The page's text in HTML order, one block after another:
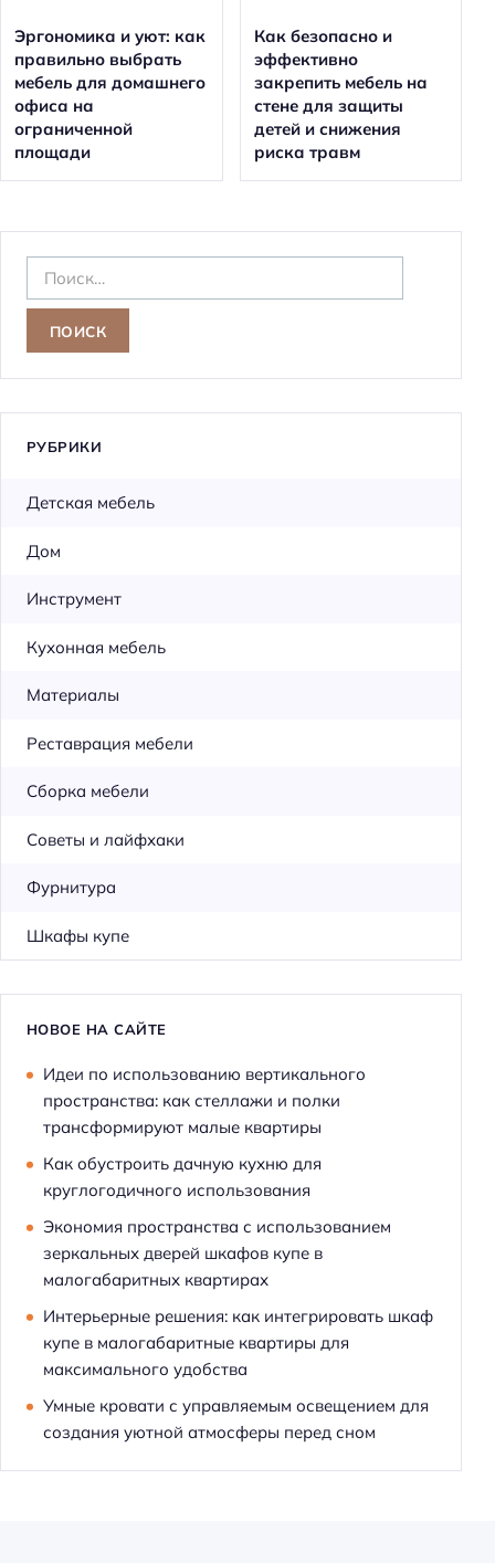
Эргономика и уют: как
правильно выбрать
мебель для домашнего
офиса на
ограниченной
площади
Как безопасно и
эффективно
закрепить мебель на
стене для защиты
детей и снижения
риска травм
а
и
РУБРИКИ
Детская мебель
Дом
Инструмент
Кухонная мебель
Материалы
Реставрация мебели
Сборка мебели
Советы и лайфхаки
Фурнитура
Шкафы купе
НОВОЕ НА САЙТЕ
Идеи по использованию вертикального
пространства: как стеллажи и полки
трансформируют малые квартиры
Как обустроить дачную кухню для
круглогодичного использования
Экономия пространства с использованием
зеркальных дверей шкафов купе в
малогабаритных квартирах
Интерьерные решения: как интегрировать шкаф
купе в малогабаритные квартиры для
максимального удобства
Умные кровати с управляемым освещением для
создания уютной атмосферы перед сном